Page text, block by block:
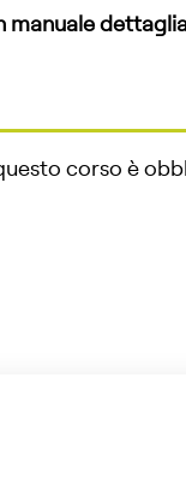
manuale
corso è